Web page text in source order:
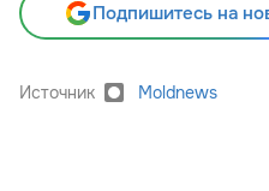
Подпишитесь на
Источник Moldnews